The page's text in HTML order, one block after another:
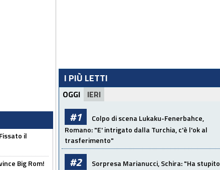
il
Big Rom!
I PIÙ LETTI
OGGI IERI
#1
Colpo di scena Lukaku-Fenerbahce,
Romano: "E' intrigato dalla Turchia, c'è l'ok al
trasferimento"
#2
Sorpresa Marianucci, Schira: "Ha stupito